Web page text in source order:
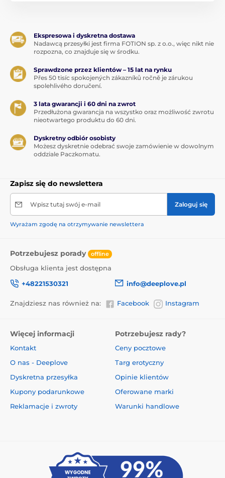
Ekspresowa i dyskretna dostawa
Nadawcą przesyłki jest firma FOTION sp. z o.o., więc nikt nie
rozpozna, co znajduje się w środku.
Sprawdzone przez klientów – 15 lat na rynku
Přes 50 tisíc spokojených zákazníků ročně je zárukou
spolehlivého doručení.
3 lata gwarancji i 60 dni na zwrot
Przedłużona gwarancja na wszystko oraz możliwość zwrotu
nieotwartego produktu do 60 dni.
Dyskretny odbiór osobisty
Możesz dyskretnie odebrać swoje zamówienie w dowolnym
oddziale Paczkomatu.
Zapisz się do newslettera
Wpisz tutaj swój e-mail Zaloguj się
Wyrażam zgodę na otrzymywanie newslettera
Potrzebujesz porady offline
Obsługa klienta jest dostępna
+48221530321
info@deeplove.pl
Znajdziesz nas również na: Facebook Instagram
Więcej informacji
Kontakt
O nas - Deeplove
Dyskretna przesyłka
Kupony podarunkowe
Reklamacje i zwroty
Potrzebujesz rady?
Ceny pocztowe
Targ erotyczny
Opinie klientów
Oferowane marki
Warunki handlowe